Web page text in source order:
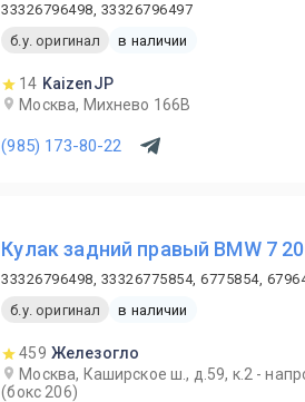
33326796498, 33326796497
б.у. оригинал
в наличии
14 KaizenJP
Москва, Михнево 166В
(985) 173-80-22
Кулак задний правый BMW 7
33326796498, 33326775854, 6775854,
б.у. оригинал
в наличии
459 Железогло
Москва, Каширское ш., д.59, к.2 -
(бокс 206)